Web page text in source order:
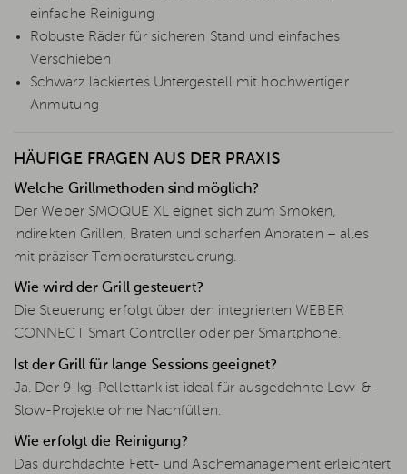
einfache Reinigung
Robuste Räder für sicheren Stand und einfaches
Verschieben
Schwarz lackiertes Untergestell mit hochwertiger
Anmutung
HÄUFIGE FRAGEN AUS DER PRAXIS
Welche Grillmethoden sind möglich?
Der Weber SMOQUE XL eignet sich zum Smoken,
indirekten Grillen, Braten und scharfen Anbraten – alles
mit präziser Temperatursteuerung.
Wie wird der Grill gesteuert?
Die Steuerung erfolgt über den integrierten WEBER
CONNECT Smart Controller oder per Smartphone.
Ist der Grill für lange Sessions geeignet?
Ja. Der 9-kg-Pellettank ist ideal für ausgedehnte Low-&-
Slow-Projekte ohne Nachfüllen.
Wie erfolgt die Reinigung?
Das durchdachte Fett- und Aschemanagement erleichtert